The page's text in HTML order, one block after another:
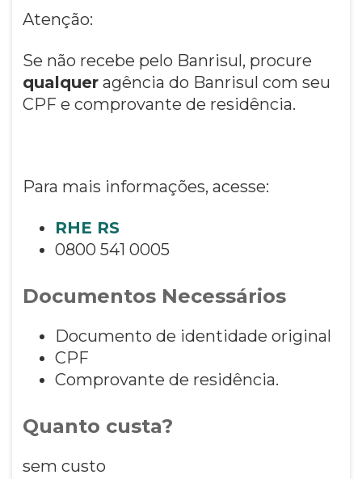
Atenção:
Se não recebe pelo Banrisul, procure
qualqueragência do Banrisul com seu
CPF e comprovante de residência.
Para mais informações, acesse:
RHE RS
0800 541 0005
Documentos Necessários
Documento de identidade original
CPF
Comprovante de residência.
Quanto custa?
sem custo